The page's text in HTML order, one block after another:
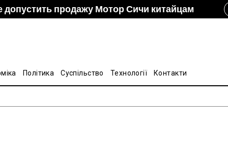
допустить продажу Мотор Сичи китайцам
украинско-китайской Подкомиссии по
и DCH Group подали новую заявку в АМКУ о
на стальные трубы из Китая
Політика Суспільство Технології Контакти